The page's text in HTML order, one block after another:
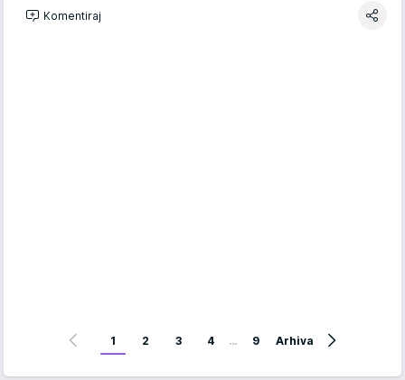
Komentiraj
1 2 3 4 … 9 Arhiva